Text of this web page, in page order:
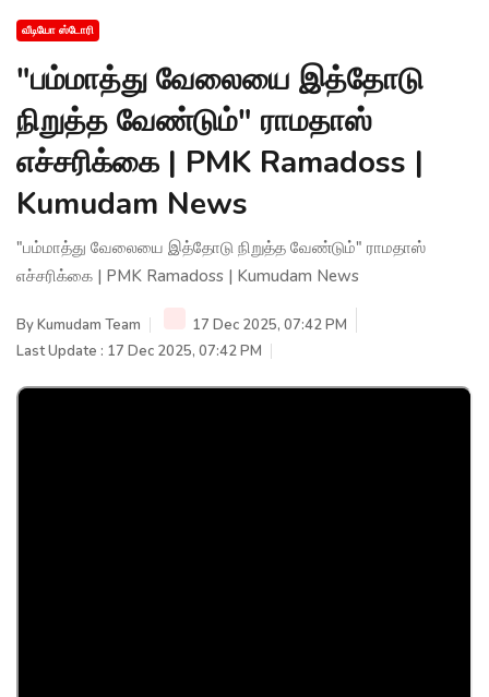
வீடியோ ஸ்டோரி
"பம்மாத்து வேலையை இத்தோடு
நிறுத்த வேண்டும்" ராமதாஸ்
எச்சரிக்கை | PMK Ramadoss |
Kumudam News
"பம்மாத்து வேலையை இத்தோடு நிறுத்த வேண்டும்" ராமதாஸ்
எச்சரிக்கை | PMK Ramadoss | Kumudam News
ByKumudam Team
17 Dec 2025, 07:42 PM
Last Update : 17 Dec 2025, 07:42 PM